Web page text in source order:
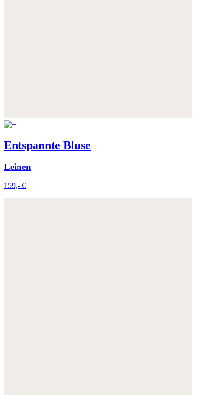
Entspannte Bluse
Leinen
159,- €